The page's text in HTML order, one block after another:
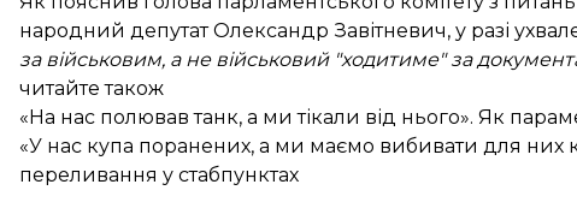
народний депутат Олександр Завітневич, у разі
за військовим, а не військовий "ходитиме" за
читайте також
«На нас полював танк, а ми тікали від нього». Як
«У нас купа поранених, а ми маємо вибивати для них
переливання у стабпунктах